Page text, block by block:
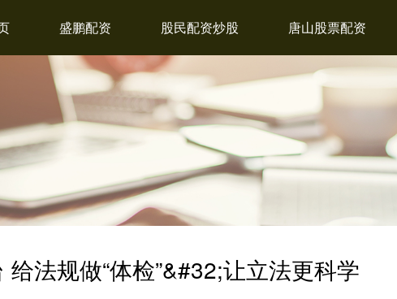
盛鹏配资 股民配资炒股 唐山股票配资
法规做“体检”&#32;让立法更科学